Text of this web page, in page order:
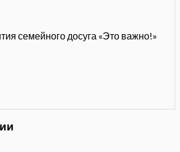
семейного досуга «Это важно!»